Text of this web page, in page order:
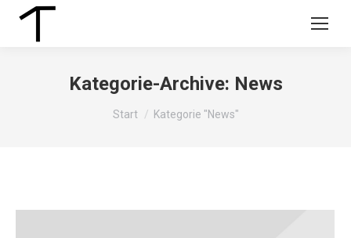
Kategorie-Archive: News
Sie befinden sich hier:
Start Kategorie "News"